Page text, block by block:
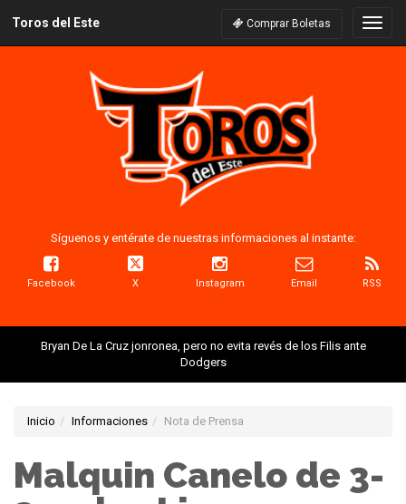
Toros del Este Comprar Boletas
Síguenos y entérate de nuestras informaciones al instante:
Facebook X Instagram Email RSS
Bryan De La Cruz jonronea, pero no evita revés de los Filis ante
Dodgers
Inicio Informaciones Nota de Prensa
Malquin Canelo de 3-